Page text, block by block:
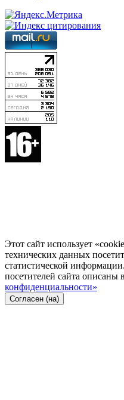
Этот сайт использует
технических данных
статистической
посетителей сайта описаны в
конфиденциальности»
Согласен (на)